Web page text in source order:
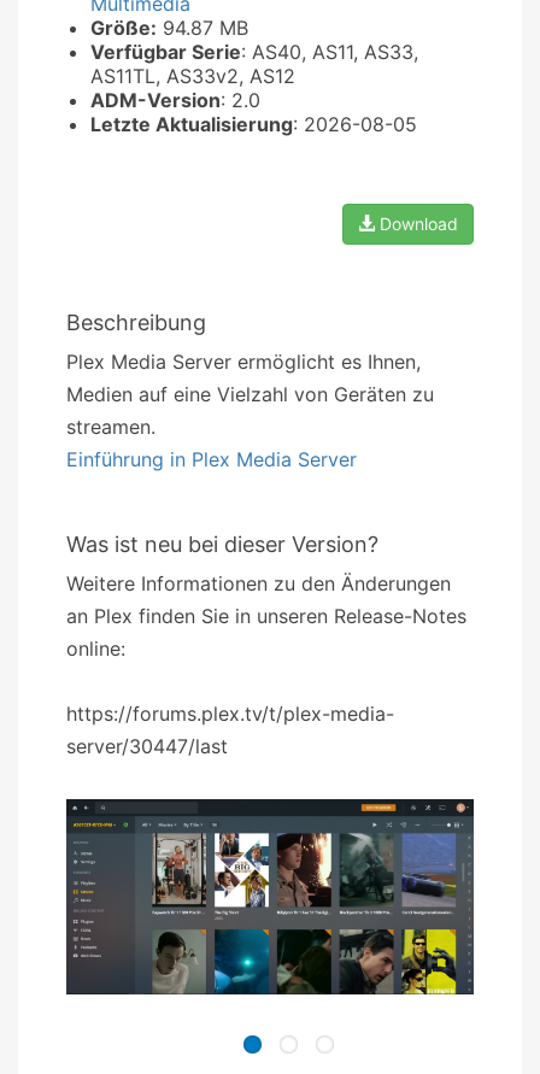
Größe: 94.87 MB
Verfügbar Serie: AS40, AS11, AS33,
AS11TL, AS33v2, AS12
ADM-Version: 2.0
Letzte Aktualisierung: 2026-08-05
Download
Beschreibung
Plex Media Server ermöglicht es Ihnen,
Medien auf eine Vielzahl von Geräten zu
streamen.
Einführung in Plex Media Server
Was ist neu bei dieser Version?
Weitere Informationen zu den Änderungen
an Plex finden Sie in unseren Release-Notes
online:
https://forums.plex.tv/t/plex-media-
server/30447/last